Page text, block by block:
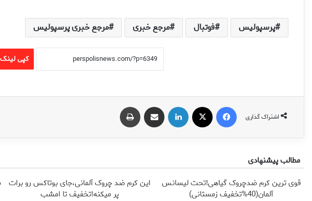
پرسپولیس فوتبال مرجع خبری مرجع خبری پرسپولیس
کپی لینک
اشتراک گذاری
فیس بوک لینکدین اشتراک گذاری از طریق ایمیل
مطالب پیشنهادی
قوی ترین کرم ضدچروک گیاهی!تحت لیسانس
آلمان(40%تخفیف زمستانی)
این کرم ضد چروک آلمانی،جای بوتاکس رو برات
پر میکنه!تخفیف تا امشب